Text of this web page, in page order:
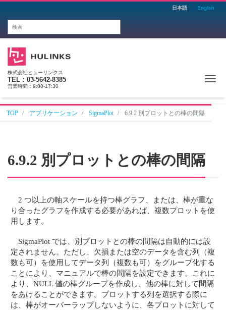
日本語 English
株式会社ヒューリンクス
TEL：03-5642-8385
営業時間：9:00-17:30
TOP アプリケーション SigmaPlot 6.9.2 別プロットとの棒の間隔
6.9.2 別プロットとの棒の間隔
2 つ以上の軸スケールを持つ棒グラフ、または、棒が重な
り合ったグラフを作成する必要があれば、複数プロットを使
用します。
SigmaPlot では、別プロットとの棒の間隔は自動的には設
定されません。ただし、欠損または空のデータを含む列（複
数も可）を使用してデータ列（複数も可）をグループ化する
ことにより、マニュアルで棒の間隔を設定できます。これに
より、NULL 値の棒グループを作成し、他の棒に対して間隔
をあけることができます。プロットする列を選択する際に
は、棒がオーバーラップしないように、各プロットに対して